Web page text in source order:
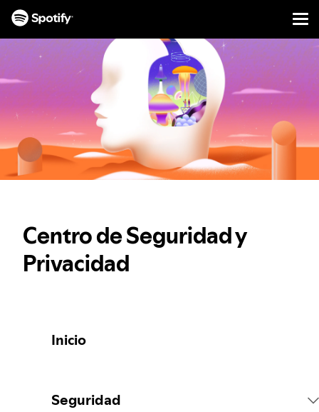
AL
CONTENIDO
Centro de Seguridad y
Privacidad
Inicio
Seguridad